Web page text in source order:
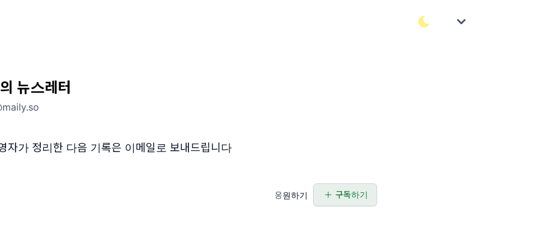
뉴스레터
자가 정리한 다음 기록은 이메일로 보내드립니다
응원하기 구독하기